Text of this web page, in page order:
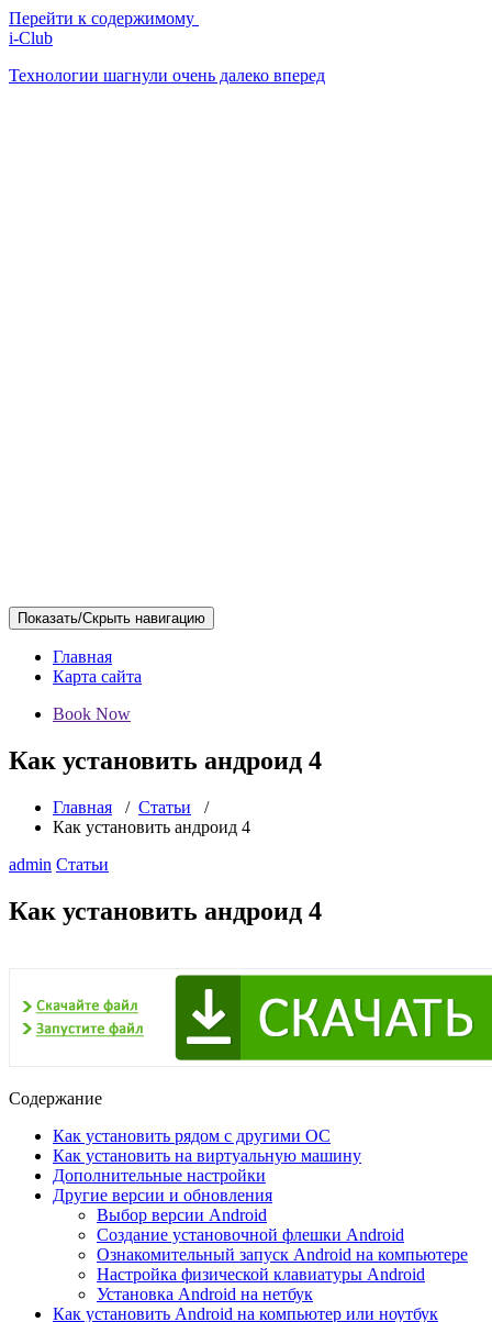
Перейти к содержимому
i-Club
Технологии шагнули очень далеко вперед
Показать/Скрыть навигацию
Главная
Карта сайта
Book Now
Как установить андроид 4
Главная / Статьи /
Как установить андроид 4
admin Статьи
Как установить андроид 4
Содержание
Как установить рядом с другими ОС
Как установить на виртуальную машину
Дополнительные настройки
Другие версии и обновления
Выбор версии Android
Создание установочной флешки Android
Ознакомительный запуск Android на компьютере
Настройка физической клавиатуры Android
Установка Android на нетбук
Как установить Android на компьютер или ноутбук